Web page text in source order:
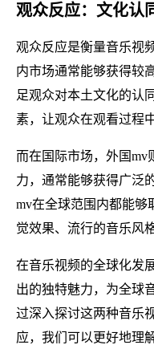
观众反应：文化认
观众反应是衡量音乐视
内市场通常能够获得较
足观众对本土文化的认
素，让观众在观看过程
而在国际市场，外国mv
力，通常能够获得广泛
mv在全球范围内都能够
觉效果、流行的音乐风
在音乐视频的全球化发
出的独特魅力，为全球
过深入探讨这两种音乐
应，我们可以更好地理